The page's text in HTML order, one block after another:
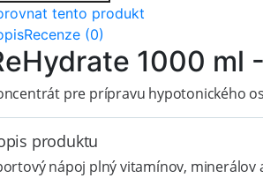
tento produkt
Recenze (0)
1000 ml
pre prípravu hypotonického
produktu
nápoj plný vitamínov,